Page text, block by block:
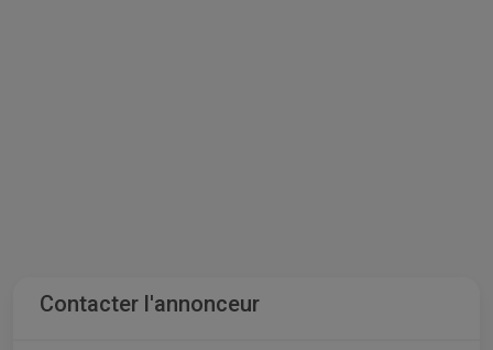
Contacter l'annonceur